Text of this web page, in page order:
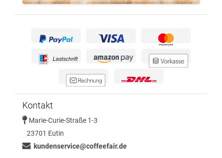
Kontakt
Marie-Curie-Straße 1-3
23701 Eutin
kundenservice@coffeefair.de